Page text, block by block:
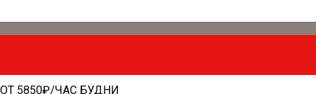
ОТ 5850₽/ЧАС БУДНИ